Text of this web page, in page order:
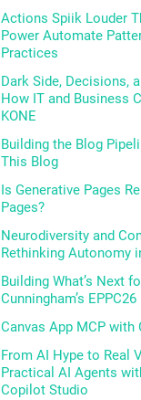
Actions Spiik Louder
Power Automate
Practices
Dark Side, Decisions,
How IT and Business
KONE
Building the Blog
This Blog
Is Generative Pages
Pages?
Neurodiversity and
Rethinking Autonomy
Building What’s Next
Cunningham’s
Canvas App MCP with
From AI Hype to Real
Practical AI Agents
Copilot Studio